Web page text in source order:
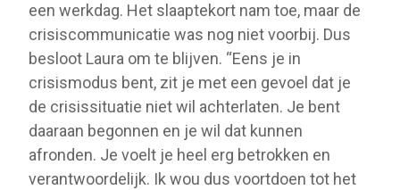
een werkdag. Het slaaptekort nam toe, maar de
crisiscommunicatie was nog niet voorbij. Dus
besloot Laura om te blijven. “Eens je in
crisismodus bent, zit je met een gevoel dat je
de crisissituatie niet wil achterlaten. Je bent
daaraan begonnen en je wil dat kunnen
afronden. Je voelt je heel erg betrokken en
verantwoordelijk. Ik wou dus voortdoen tot het